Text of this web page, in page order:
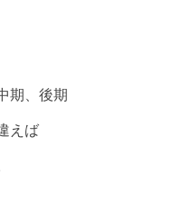
期、後期
えば